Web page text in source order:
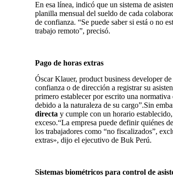
En esa línea, indicó que un sistema de
planilla mensual del sueldo de cada
de confianza. “Se puede saber si está o no
trabajo remoto”, precisó.
Pago de horas extras
Óscar Klauer, product business developer
confianza o de dirección a registrar su
primero establecer por escrito una
debido a la naturaleza de su cargo”.Sin
directa y cumple con un horario
exceso.“La empresa puede definir quiénes
los trabajadores como “no fiscalizados”,
extras», dijo el ejecutivo de Buk Perú.
Sistemas biométricos para control de